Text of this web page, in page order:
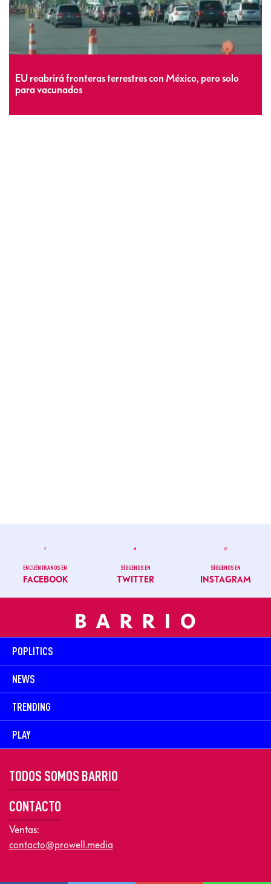
EU reabrirá fronteras terrestres con México, pero solo
para vacunados
ENCUÉNTRANOS EN
FACEBOOK
SÍGUENOS EN
TWITTER
SÍGUENOS EN
INSTAGRAM
POPLITICS
NEWS
TRENDING
PLAY
TODOS SOMOS BARRIO
CONTACTO
Ventas:
contacto@prowell.media